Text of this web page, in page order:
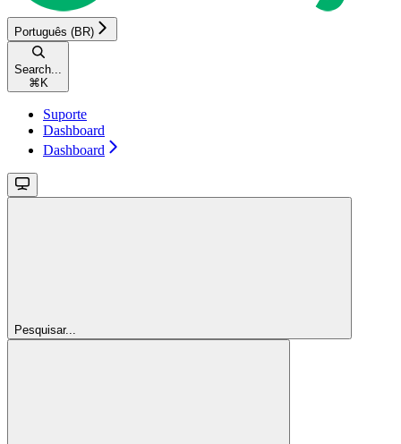
Português (BR)
Search...
⌘ K
Suporte
Dashboard
Dashboard
Pesquisar...